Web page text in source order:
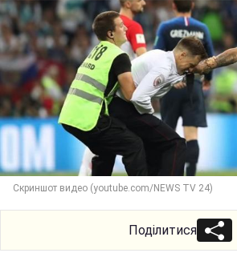
Скриншот видео (youtube.com/NEWS TV 24)
Поділитися